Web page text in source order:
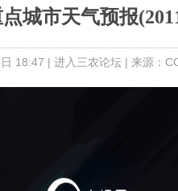
城市天气预报
18:47 | 进入三农论坛 | 来源：